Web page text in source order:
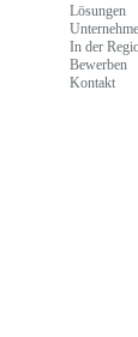
Lösungen
In der
Bewerben
Kontakt